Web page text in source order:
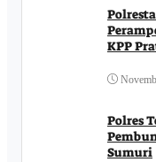
KPP
Polres
Sumuri